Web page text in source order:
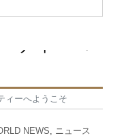
ティーへ
ィーへようこそ
NEWS, ニュース